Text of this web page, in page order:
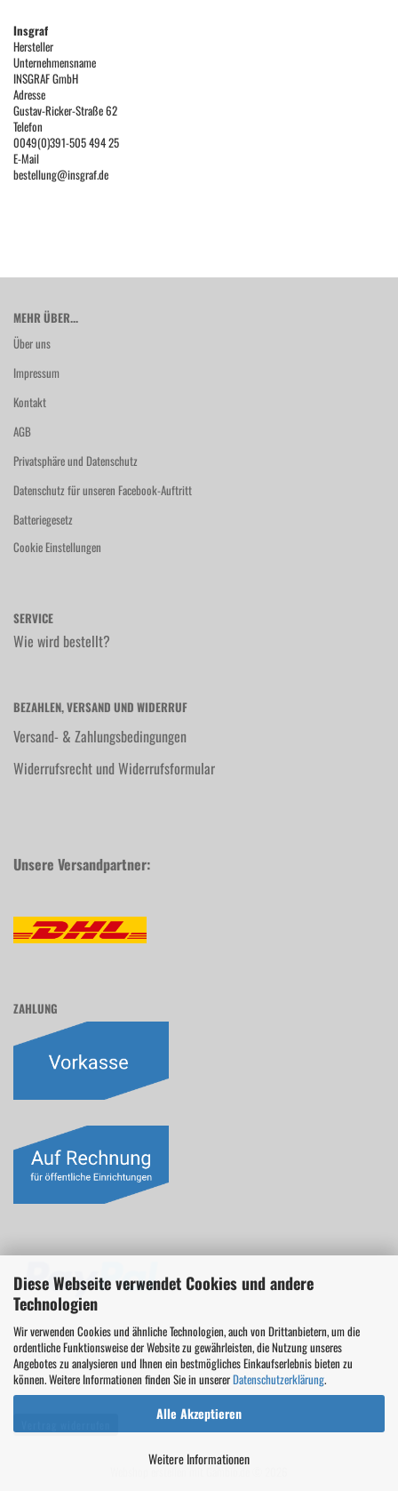
Diese Webseite verwendet Cookies und andere
Technologien
Wir verwenden Cookies und ähnliche Technologien, auch von Drittanbietern, um die
ordentliche Funktionsweise der Website zu gewährleisten, die Nutzung unseres
Angebotes zu analysieren und Ihnen ein bestmögliches Einkaufserlebnis bieten zu
können. Weitere Informationen finden Sie in unsererDatenschutzerklärung.
Alle Akzeptieren
Weitere Informationen
Insgraf
Hersteller
Unternehmensname
INSGRAF GmbH
Adresse
Gustav-Ricker-Straße 62
Telefon
0049(0)391-505 494 25
E-Mail
bestellung@insgraf.de
MEHR ÜBER...
Über uns
Impressum
Kontakt
AGB
Privatsphäre und Datenschutz
Datenschutz für unseren Facebook-Auftritt
Batteriegesetz
Cookie Einstellungen
SERVICE
Wie wird bestellt?
BEZAHLEN, VERSAND UND WIDERRUF
Versand- & Zahlungsbedingungen
Widerrufsrecht und Widerrufsformular
Unsere Versandpartner:
ZAHLUNG